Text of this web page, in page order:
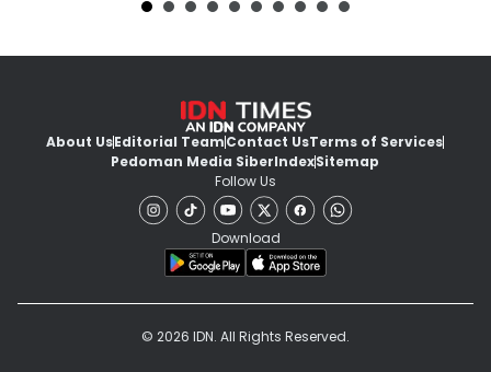
About UsEditorial TeamContact UsTerms of Services
Pedoman Media SiberIndexSitemap
Follow Us
Download
© 2026 IDN. All Rights Reserved.